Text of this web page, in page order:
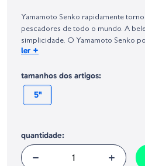
Geral sobre a Segurança dos Produtos
Yamamoto Senko rapidamente
pescadores de todo o mundo. A
simplicidade. O Yamamoto Senko
verme plástico grosso e redondo,
peixes loucos.
ler +
tamanhos dos artigos:
5"
quantidade: